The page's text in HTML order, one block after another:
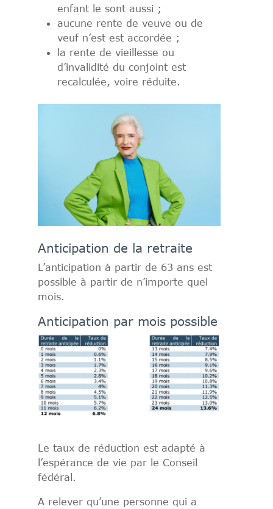
enfant le sont aussi ;
aucune rente de veuve ou de
veuf n’est est accordée ;
la rente de vieillesse ou
d’invalidité du conjoint est
recalculée, voire réduite.
Anticipation de la retraite
L’anticipation à partir de 63 ans est
possible à partir de n’importe quel
mois.
Anticipation par mois possible
Le taux de réduction est adapté à
l’espérance de vie par le Conseil
fédéral.
A relever qu’une personne qui a